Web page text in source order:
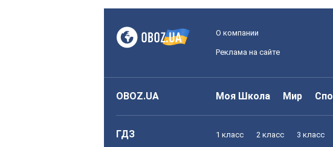
О компании
Реклама на сайте
OBOZ.UA Моя Школа Мир
ГДЗ 1 класс 2 класс 3 класс